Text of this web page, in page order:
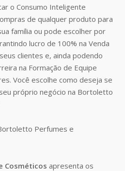
o Consumo Inteligente
de qualquer produto para
família ou pode escolher por
lucro de 100% na Venda
clientes e, ainda podendo
na Formação de Equipe
Você escolhe como deseja se
próprio negócio na Bortoletto
Perfumes e
Cosméticos apresenta os